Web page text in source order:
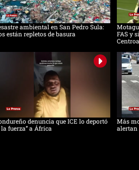
ambiental en San Pedro Sula:
están repletos de basura
FAS y
denuncia que ICE lo deportó
la fuerza” a África
Más
alertan